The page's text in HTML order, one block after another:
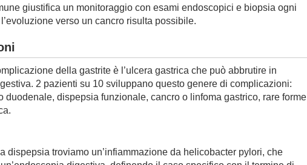
giustifica un monitoraggio con esami endoscopici e biopsia ogni
verso un cancro risulta possibile.
della gastrite è l’ulcera gastrica che può abbrutire in
2 pazienti su 10 sviluppano questo genere di complicazioni:
duodenale, dispepsia funzionale, cancro o linfoma gastrico, rare forme
dispepsia troviamo un’infiammazione da helicobacter pylori, che